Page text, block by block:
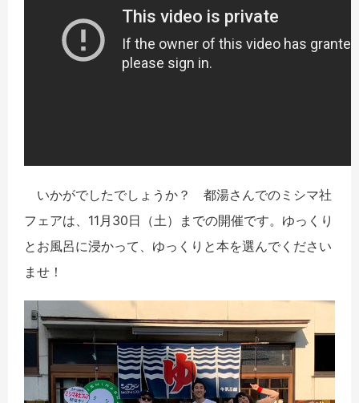
いかがでしたでしょうか？ 都湯さんでのミシマ社
フェアは、11月30日（土）までの開催です。ゆっくり
とお風呂に浸かって、ゆっくりと本を選んでください
ませ！